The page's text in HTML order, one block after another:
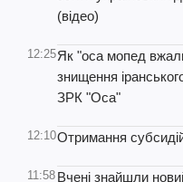
(відео)
12:25Як "оса мопед
знищення
ЗРК "Оса"
12:10Отримання
11:58 Вчені знайшли